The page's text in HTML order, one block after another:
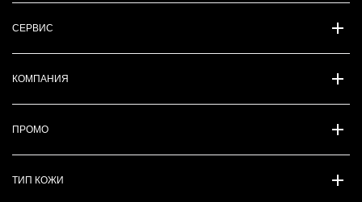
СЕРВИС
КОМПАНИЯ
ПРОМО
ТИП КОЖИ